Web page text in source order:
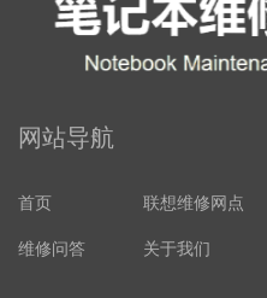
网站导航
首页 联想维修网点
维修问答 关于我们